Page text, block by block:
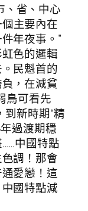
、省、中心
主要內在
年夜事。”
色的邏輯
民魁首的
，在減貧
鳥可看先
到新時期“精
過渡期穩
中國特點
調！那會
愛戀！這
國特點減